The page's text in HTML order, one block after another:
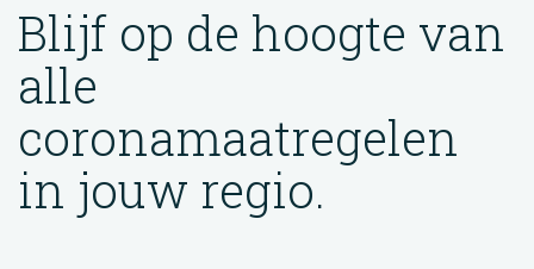
Blijf op de hoogte van
alle
coronamaatregelen
in jouw regio.